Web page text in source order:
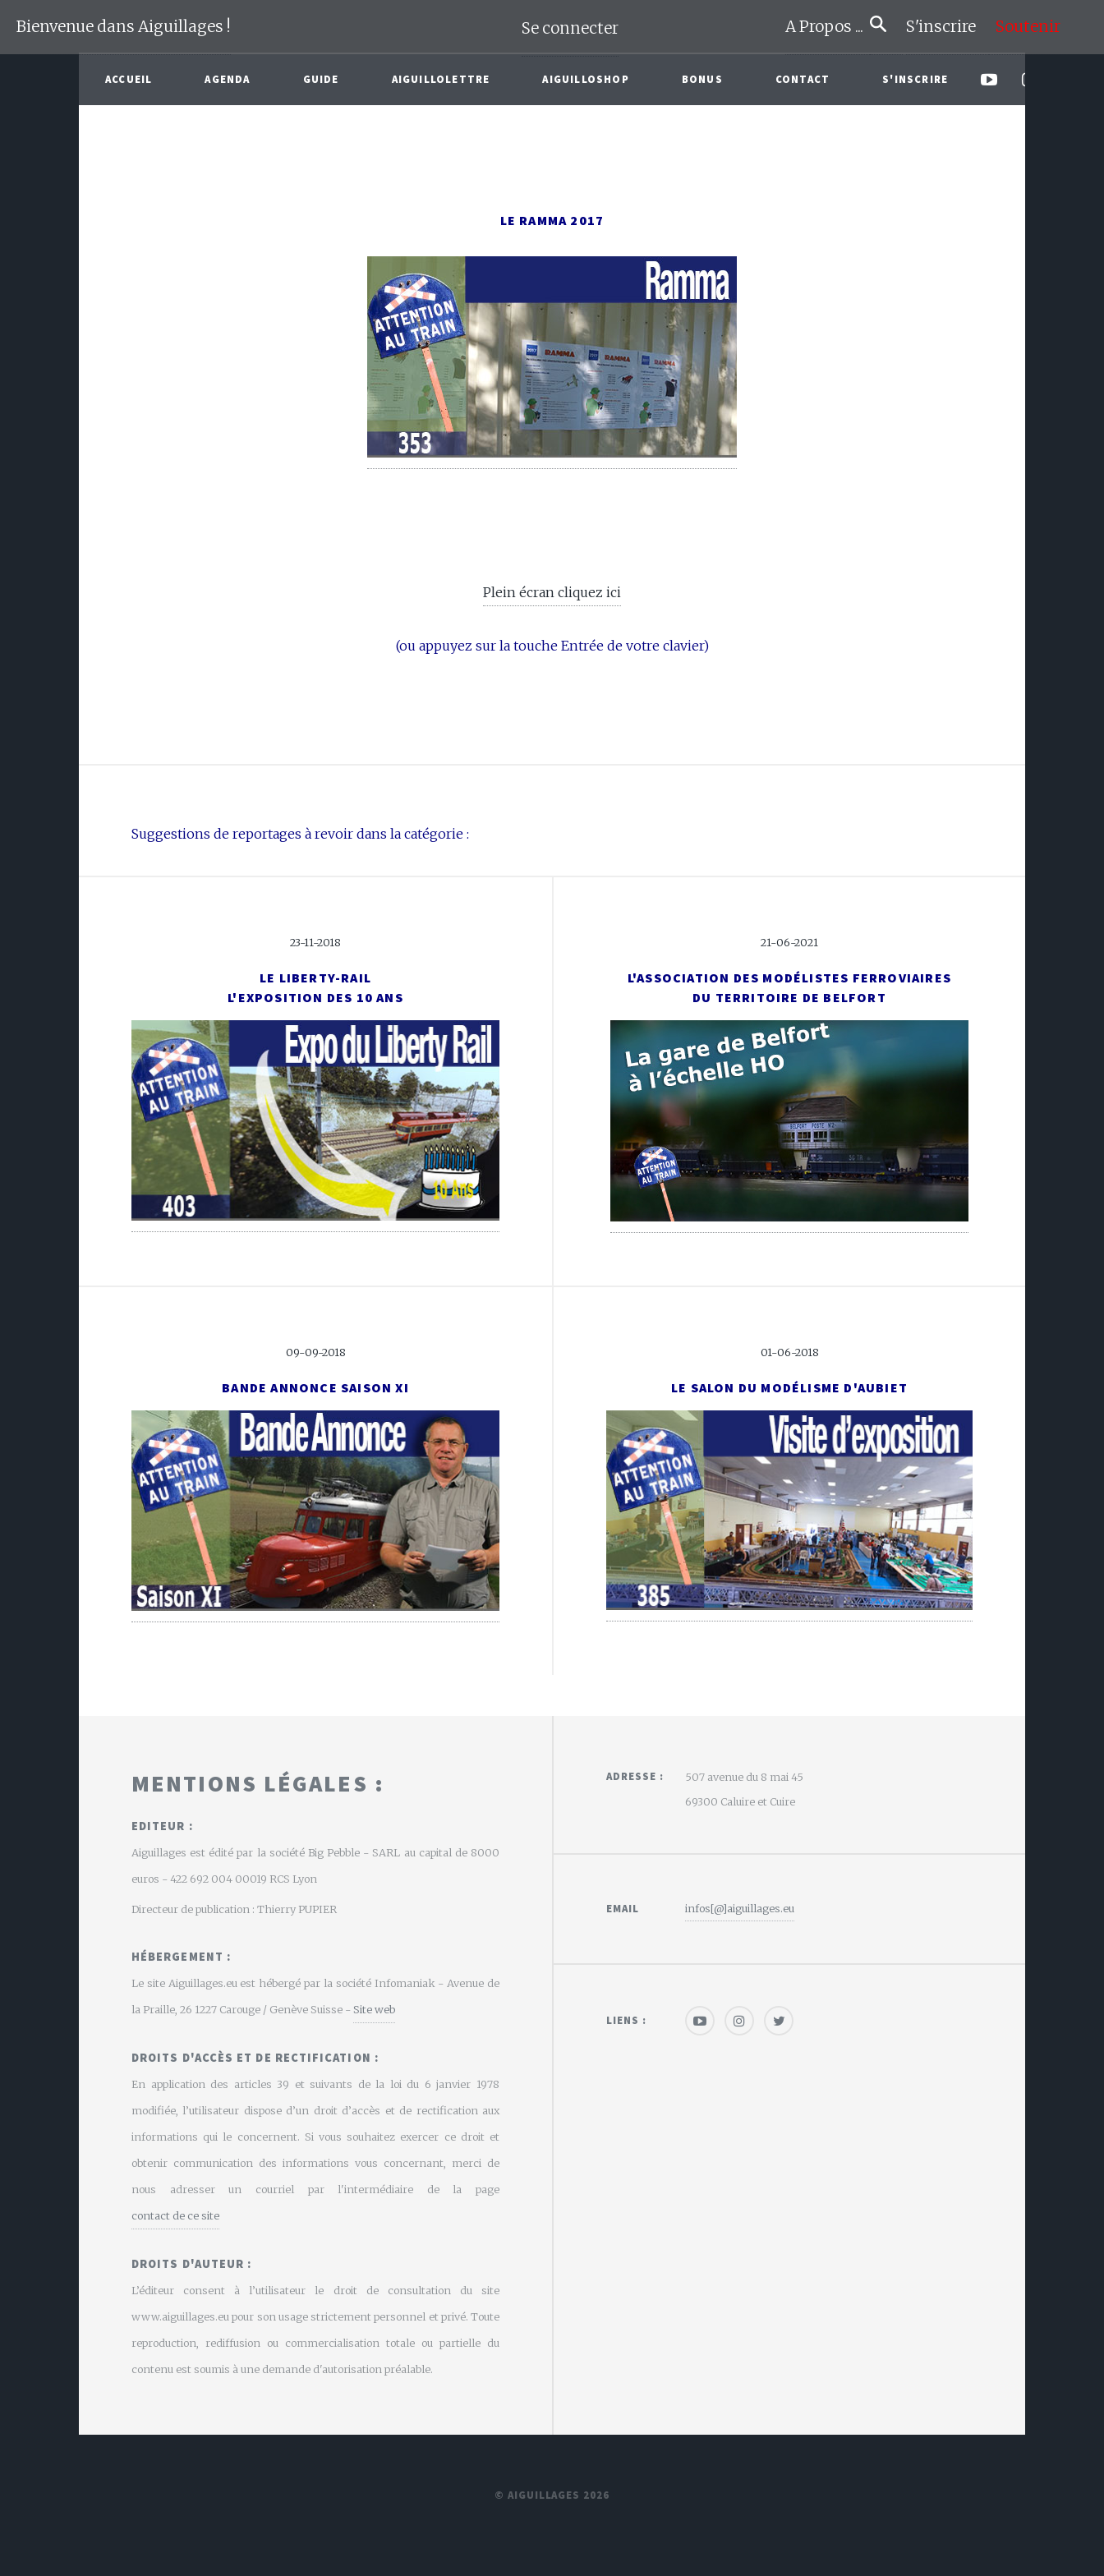
Bienvenue dans Aiguillages ! Se connecter A Propos ... S'inscrire Soutenir
ACCUEIL AGENDA GUIDE AIGUILLOLETTRE AIGUILLOSHOP BONUS CONTACT S'INSCRIRE
LE RAMMA 2017
Plein écran cliquez ici
(ou appuyez sur la touche Entrée de votre clavier)
Suggestions de reportages à revoir dans la catégorie :
23-11-2018
LE LIBERTY-RAIL
L'EXPOSITION DES 10 ANS
21-06-2021
L'ASSOCIATION DES MODÉLISTES FERROVIAIRES
DU TERRITOIRE DE BELFORT
09-09-2018
BANDE ANNONCE SAISON XI
01-06-2018
LE SALON DU MODÉLISME D'AUBIET
MENTIONS LÉGALES :
EDITEUR :
Aiguillages est édité par la société Big Pebble - SARL au capital de 8000
euros - 422 692 004 00019 RCS Lyon
Directeur de publication : Thierry PUPIER
HÉBERGEMENT :
Le site Aiguillages.eu est hébergé par la société Infomaniak - Avenue de
la Praille, 26 1227 Carouge / Genève Suisse -Site web
DROITS D'ACCÈS ET DE RECTIFICATION :
En application des articles 39 et suivants de la loi du 6 janvier 1978
modifiée, l’utilisateur dispose d’un droit d’accès et de rectification aux
informations qui le concernent. Si vous souhaitez exercer ce droit et
obtenir communication des informations vous concernant, merci de
nous adresser un courriel par l'intermédiaire de la page
contact de ce site
DROITS D'AUTEUR :
L’éditeur consent à l’utilisateur le droit de consultation du site
www.aiguillages.eu pour son usage strictement personnel et privé. Toute
reproduction, rediffusion ou commercialisation totale ou partielle du
contenu est soumis à une demande d'autorisation préalable.
ADRESSE :
507 avenue du 8 mai 45
69300 Caluire et Cuire
EMAIL infos[@]aiguillages.eu
LIENS :
© AIGUILLAGES 2026